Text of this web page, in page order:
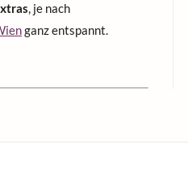
, je nach
ganz entspannt.